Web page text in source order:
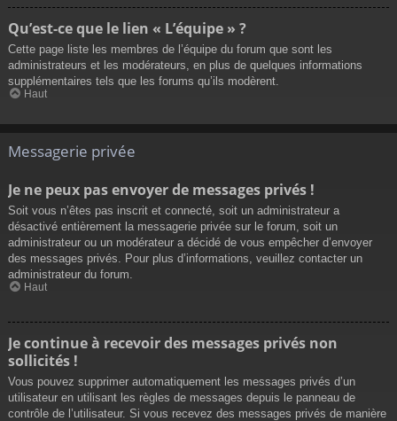
Qu’est-ce que le lien « L’équipe » ?
Cette page liste les membres de l’équipe du forum que sont les
administrateurs et les modérateurs, en plus de quelques informations
supplémentaires tels que les forums qu’ils modèrent.
Haut
Messagerie privée
Je ne peux pas envoyer de messages privés !
Soit vous n’êtes pas inscrit et connecté, soit un administrateur a
désactivé entièrement la messagerie privée sur le forum, soit un
administrateur ou un modérateur a décidé de vous empêcher d’envoyer
des messages privés. Pour plus d’informations, veuillez contacter un
administrateur du forum.
Haut
Je continue à recevoir des messages privés non
sollicités !
Vous pouvez supprimer automatiquement les messages privés d’un
utilisateur en utilisant les règles de messages depuis le panneau de
contrôle de l’utilisateur. Si vous recevez des messages privés de manière